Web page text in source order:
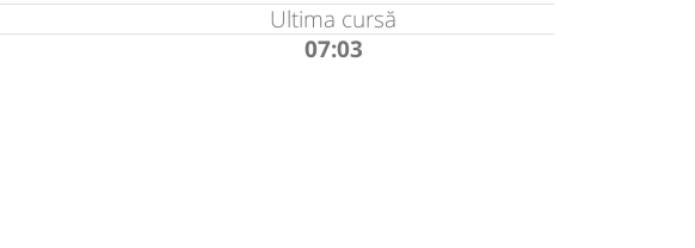
Ultima cursă
07:03